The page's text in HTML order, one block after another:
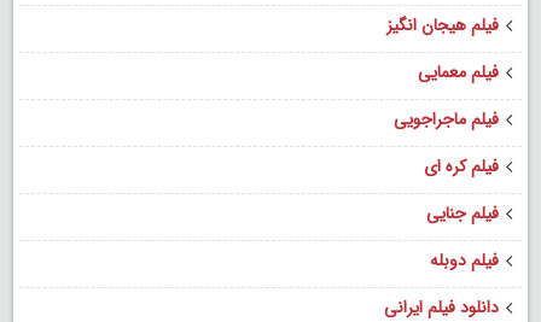
فیلم هیجان انگیز
فیلم معمایی
فیلم ماجراجویی
فیلم کره ای
فیلم جنایی
فیلم دوبله
دانلود فیلم ایرانی